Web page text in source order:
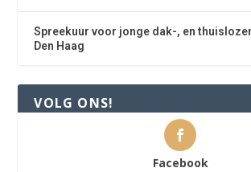
Spreekuur voor jonge dak-, en
Den Haag
VOLG ONS!
Facebook